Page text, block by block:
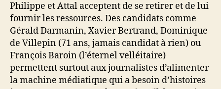
Philippe et Attal acceptent de se retirer et de lui
fournir les ressources. Des candidats comme
Gérald Darmanin, Xavier Bertrand, Dominique
de Villepin (71 ans, jamais candidat à rien) ou
François Baroin (l’éternel velléitaire)
permettent surtout aux journalistes d’alimenter
la machine médiatique qui a besoin d’histoires